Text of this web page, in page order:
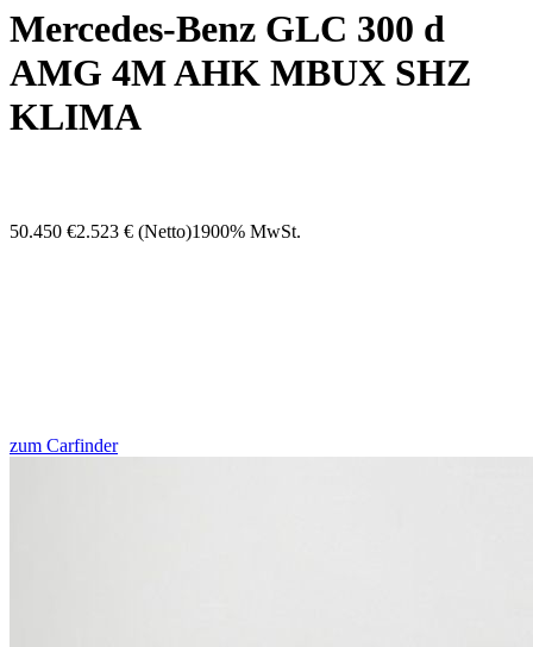
Mercedes-Benz GLC 300 d
AMG 4M AHK MBUX SHZ
KLIMA
50.450 €2.523 € (Netto)1900% MwSt.
zum Carfinder